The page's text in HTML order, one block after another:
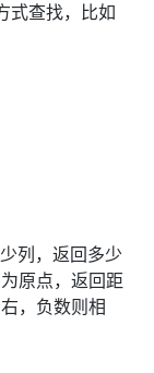
式查找，比如
列，返回多少
原点，返回距
，负数则相